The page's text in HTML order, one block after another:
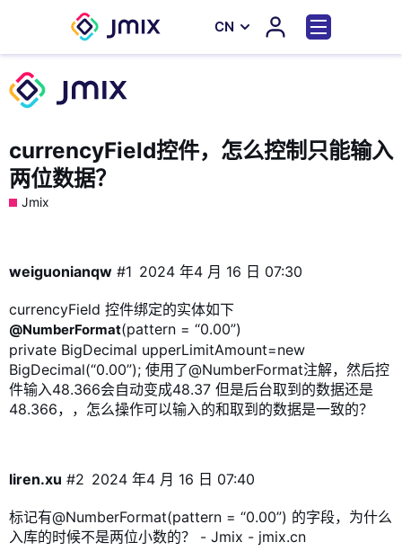
СN
currencyField控件，怎么控制只能输入
两位数据？
Jmix
weiguonianqw 2024 年4 月 16 日 07:30
#1
currencyField 控件绑定的实体如下
@NumberFormat(pattern = “0.00”)
private BigDecimal upperLimitAmount=new
BigDecimal(“0.00”); 使用了@NumberFormat注解，然后控
件输入48.366会自动变成48.37 但是后台取到的数据还是
48.366，，怎么操作可以输入的和取到的数据是一致的？
liren.xu 2024 年4 月 16 日 07:40
#2
标记有@NumberFormat(pattern = “0.00”) 的字段，为什么
入库的时候不是两位小数的？ - Jmix - jmix.cn